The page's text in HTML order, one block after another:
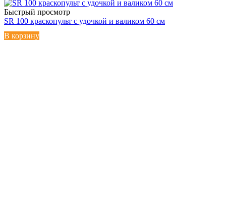
Быстрый просмотр
SR 100 краскопульт с удочкой и валиком 60 см
В корзину